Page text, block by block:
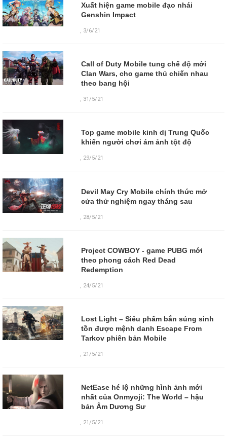
Xuất hiện game mobile đạo nhái
Genshin Impact
, 3/6/21
Call of Duty Mobile tung chế độ mới
Clan Wars, cho game thủ chiến nhau
theo bang hội
, 31/5/21
Top game mobile kinh dị Trung Quốc
khiến người chơi ám ảnh tột độ
, 29/5/21
Devil May Cry Mobile chính thức mở
cửa thử nghiệm ngay tháng sau
, 28/5/21
Project COWBOY - game PUBG mới
theo phong cách Red Dead
Redemption
, 24/5/21
Lost Light – Siêu phẩm bắn súng sinh
tồn được mệnh danh Escape From
Tarkov phiên bản Mobile
, 21/5/21
NetEase hé lộ những hình ảnh mới
nhất của Onmyoji: The World – hậu
bản Âm Dương Sư
, 21/5/21